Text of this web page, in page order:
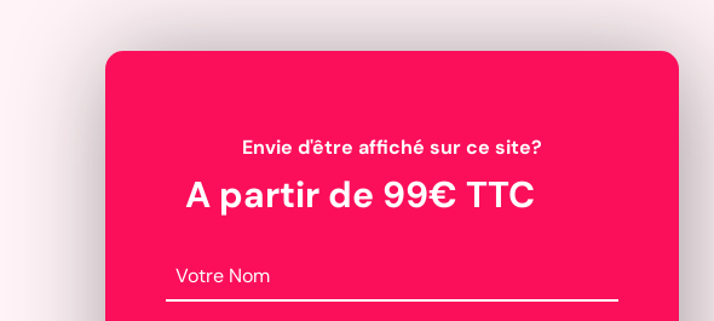
Envie d'être affiché sur ce site?
A partir de 99€ TTC